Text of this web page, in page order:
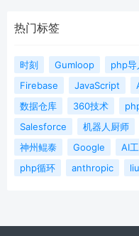
热门标签
时刻 Gumloop php导
Firebase
JavaScript
数据仓库
360技术
Salesforce
机器人厨师
神州鲲泰
Google AI
php循环
anthropic